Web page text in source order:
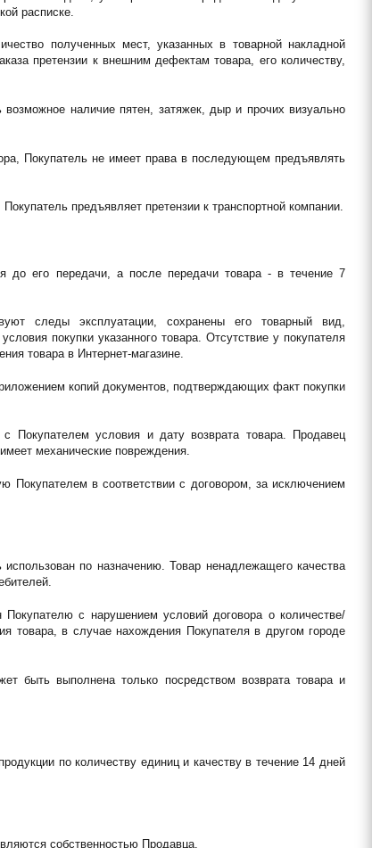
расписке.
полученных мест, указанных в товарной накладной
претензии к внешним дефектам товара, его количеству,
наличие пятен, затяжек, дыр и прочих визуально
Покупатель не имеет права в последующем предъявлять
предъявляет претензии к транспортной компании.
до его передачи, а после передачи товара - в течение 7
следы эксплуатации, сохранены его товарный вид,
покупки указанного товара. Отсутствие у покупателя
товара в Интернет-магазине.
копий документов, подтверждающих факт покупки
Покупателем условия и дату возврата товара. Продавец
механические повреждения.
Покупателем в соответствии с договором, за исключением
по назначению. Товар ненадлежащего качества
с нарушением условий договора о количестве/
товара, в случае нахождения Покупателя в другом городе
быть выполнена только посредством возврата товара и
по количеству единиц и качеству в течение 14 дней
собственностью Продавца.